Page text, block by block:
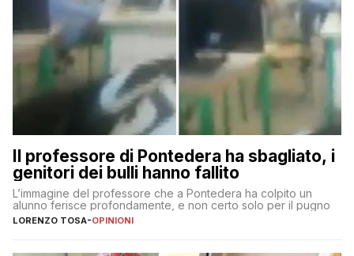
Il professore di Pontedera ha sbagliato, i
genitori dei bulli hanno fallito
L’immagine del professore che a Pontedera ha colpito un
alunno ferisce profondamente, e non certo solo per il pugno
LORENZO TOSA-OPINIONI